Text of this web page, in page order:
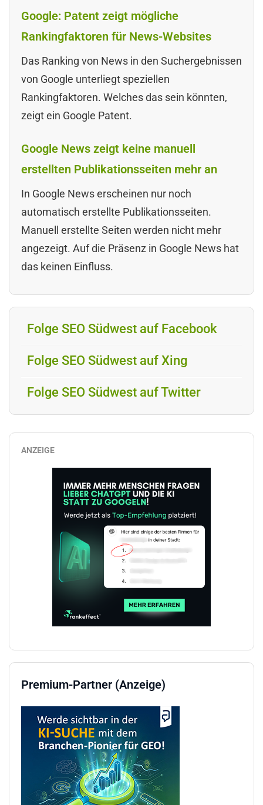
Google: Patent zeigt mögliche
Rankingfaktoren für News-Websites
Das Ranking von News in den Suchergebnissen
von Google unterliegt speziellen
Rankingfaktoren. Welches das sein könnten,
zeigt ein Google Patent.
Google News zeigt keine manuell
erstellten Publikationsseiten mehr an
In Google News erscheinen nur noch
automatisch erstellte Publikationsseiten.
Manuell erstellte Seiten werden nicht mehr
angezeigt. Auf die Präsenz in Google News hat
das keinen Einfluss.
Folge SEO Südwest auf Facebook
Folge SEO Südwest auf Xing
Folge SEO Südwest auf Twitter
ANZEIGE
Premium-Partner (Anzeige)